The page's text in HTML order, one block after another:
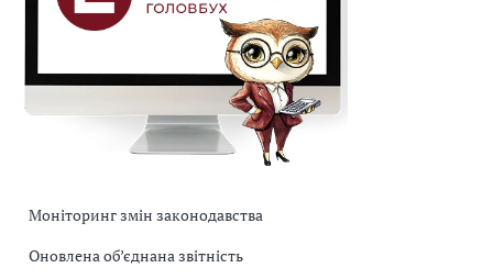
Моніторинг змін законодавства
Оновлена об’єднана звітність